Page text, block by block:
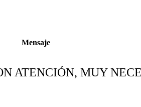
Mensaje
ATENCIÓN, MUY